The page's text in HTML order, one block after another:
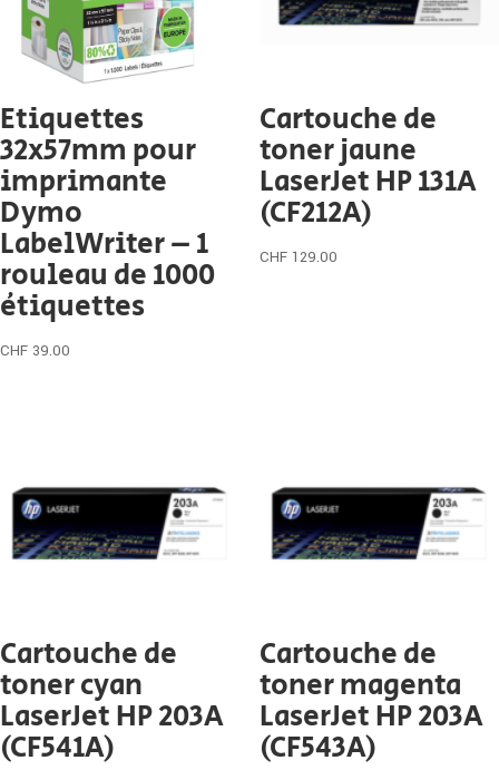
Etiquettes
32x57mm pour
imprimante
Dymo
LabelWriter – 1
rouleau de 1000
étiquettes
CHF 39.00
Cartouche de
toner jaune
LaserJet HP 131A
(CF212A)
CHF 129.00
Cartouche de
toner cyan
LaserJet HP 203A
(CF541A)
Cartouche de
toner magenta
LaserJet HP 203A
(CF543A)